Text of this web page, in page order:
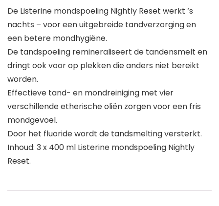
De Listerine mondspoeling Nightly Reset werkt ‘s
nachts – voor een uitgebreide tandverzorging en
een betere mondhygiëne.
De tandspoeling remineraliseert de tandensmelt en
dringt ook voor op plekken die anders niet bereikt
worden.
Effectieve tand- en mondreiniging met vier
verschillende etherische oliën zorgen voor een fris
mondgevoel.
Door het fluoride wordt de tandsmelting versterkt.
Inhoud: 3 x 400 ml Listerine mondspoeling Nightly
Reset.